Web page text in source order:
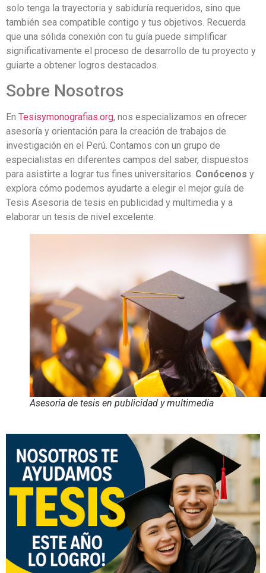
solo tenga la trayectoria y sabiduría requeridos, sino que
también sea compatible contigo y tus objetivos. Recuerda
que una sólida conexión con tu guía puede simplificar
significativamente el proceso de desarrollo de tu proyecto y
guiarte a obtener logros destacados.
Sobre Nosotros
En Tesisymonografias.org, nos especializamos en ofrecer
asesoría y orientación para la creación de trabajos de
investigación en el Perú. Contamos con un grupo de
especialistas en diferentes campos del saber, dispuestos
para asistirte a lograr tus fines universitarios. Conócenos y
explora cómo podemos ayudarte a elegir el mejor guía de
Tesis Asesoria de tesis en publicidad y multimedia y a
elaborar un tesis de nivel excelente.
Asesoria de tesis en publicidad y multimedia